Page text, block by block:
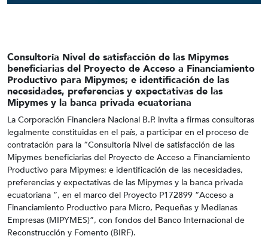
Consultoría Nivel de satisfacción de las Mipymes
beneficiarias del Proyecto de Acceso a Financiamiento
Productivo para Mipymes; e identificación de las
necesidades, preferencias y expectativas de las
Mipymes y la banca privada ecuatoriana
La Corporación Financiera Nacional B.P. invita a firmas consultoras
legalmente constituidas en el país, a participar en el proceso de
contratación para la “Consultoría Nivel de satisfacción de las
Mipymes beneficiarias del Proyecto de Acceso a Financiamiento
Productivo para Mipymes; e identificación de las necesidades,
preferencias y expectativas de las Mipymes y la banca privada
ecuatoriana ”, en el marco del Proyecto P172899 “Acceso a
Financiamiento Productivo para Micro, Pequeñas y Medianas
Empresas (MIPYMES)”, con fondos del Banco Internacional de
Reconstrucción y Fomento (BIRF).